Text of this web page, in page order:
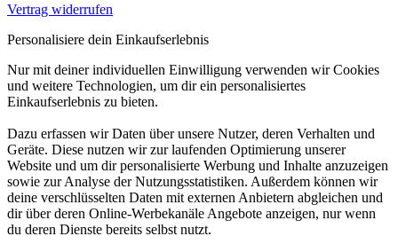
Vertrag widerrufen
Personalisiere dein Einkaufserlebnis
Nur mit deiner individuellen Einwilligung verwenden wir Cookies
und weitere Technologien, um dir ein personalisiertes
Einkaufserlebnis zu bieten.
Dazu erfassen wir Daten über unsere Nutzer, deren Verhalten und
Geräte. Diese nutzen wir zur laufenden Optimierung unserer
Website und um dir personalisierte Werbung und Inhalte anzuzeigen
sowie zur Analyse der Nutzungsstatistiken. Außerdem können wir
deine verschlüsselten Daten mit externen Anbietern abgleichen und
dir über deren Online-Werbekanäle Angebote anzeigen, nur wenn
du deren Dienste bereits selbst nutzt.